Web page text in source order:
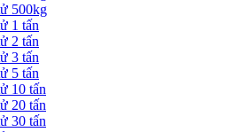
500kg
1 tấn
2 tấn
3 tấn
5 tấn
10 tấn
20 tấn
30 tấn